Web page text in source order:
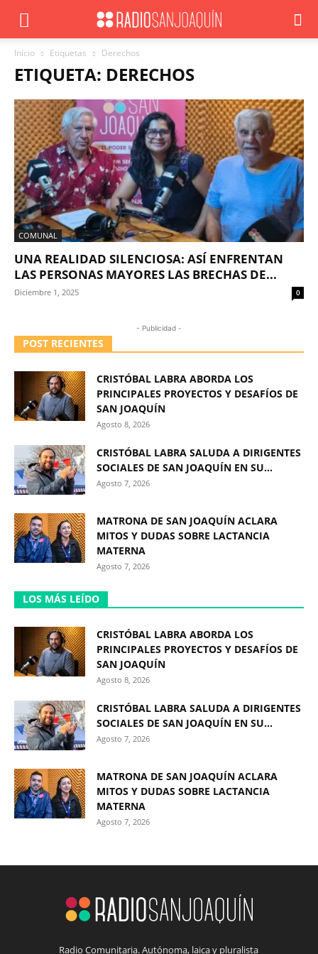
Inicio Etiquetas Derechos
ETIQUETA: DERECHOS
COMUNAL
UNA REALIDAD SILENCIOSA: ASÍ ENFRENTAN
LAS PERSONAS MAYORES LAS BRECHAS DE...
Diciembre 1, 2025 0
- Publicidad -
POST RECIENTES
CRISTÓBAL LABRA ABORDA LOS
PRINCIPALES PROYECTOS Y DESAFÍOS DE
SAN JOAQUÍN
Agosto 8, 2026
CRISTÓBAL LABRA SALUDA A DIRIGENTES
SOCIALES DE SAN JOAQUÍN EN SU...
Agosto 7, 2026
MATRONA DE SAN JOAQUÍN ACLARA
MITOS Y DUDAS SOBRE LACTANCIA
MATERNA
Agosto 7, 2026
LOS MÁS LEÍDO
CRISTÓBAL LABRA ABORDA LOS
PRINCIPALES PROYECTOS Y DESAFÍOS DE
SAN JOAQUÍN
Agosto 8, 2026
CRISTÓBAL LABRA SALUDA A DIRIGENTES
SOCIALES DE SAN JOAQUÍN EN SU...
Agosto 7, 2026
MATRONA DE SAN JOAQUÍN ACLARA
MITOS Y DUDAS SOBRE LACTANCIA
MATERNA
Agosto 7, 2026
Radio Comunitaria. Autónoma, laica y pluralista